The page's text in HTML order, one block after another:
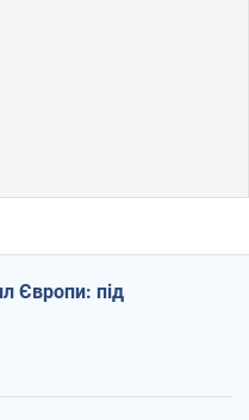
Європи: під